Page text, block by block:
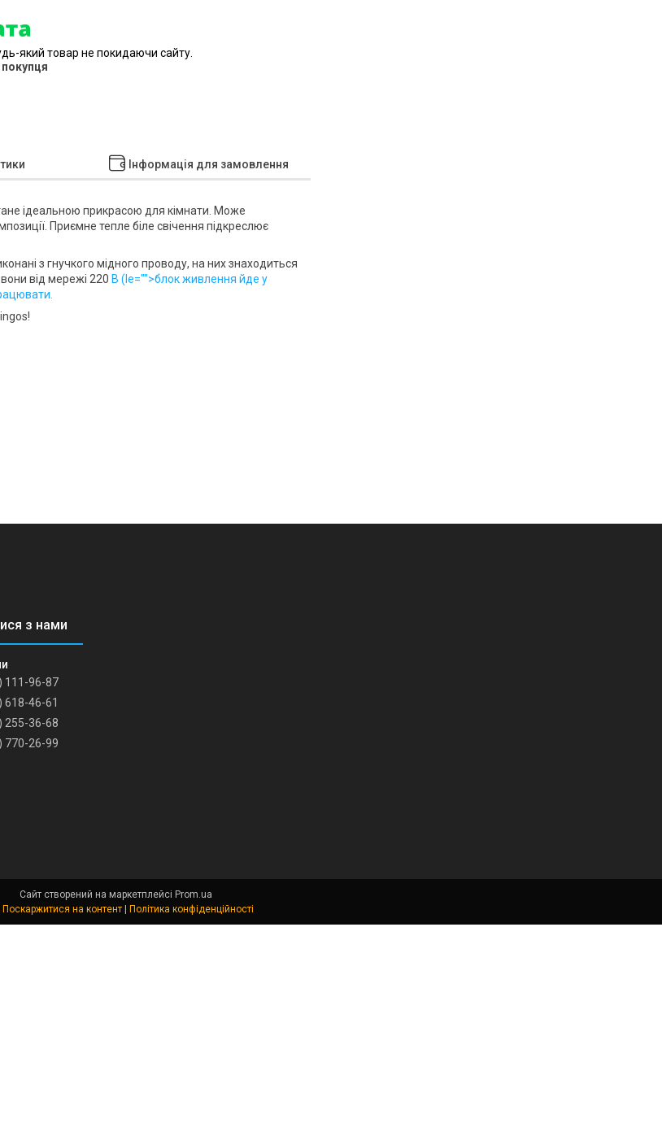
який товар не покидаючи сайту.
покупця
Інформація для замовлення
ідеальною прикрасою для кімнати. Може
Приємне тепле біле свічення підкреслює
з гнучкого мідного проводу, на них знаходиться
від мережі 220 В (le="">блок живлення йде у
!
111-96-87
618-46-61
255-36-68
770-26-99
Сайт створений на маркетплейсі Prom.ua
Поскаржитися на контент | Політика конфіденційності